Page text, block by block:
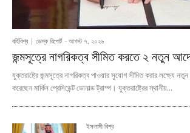
বর্হিবিশ্ব ডেস্ক রিপোর্ট - আগস্ট ৭, ২০২৬
জন্মসূত্রে নাগরিকত্ব সীমিত করতে ২ নতুন
যুক্তরাষ্ট্রে জন্মসূত্রে নাগরিকত্ব পাওয়ার সুযোগ সীমিত করার লক্ষ্যে নতুন
করেছেন মার্কিন প্রেসিডেন্ট ডোনাল্ড ট্রাম্প। যুক্তরাষ্ট্রের স্থানীয়...
ইসলামী বিশ্ব